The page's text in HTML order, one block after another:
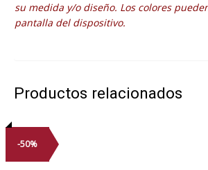
su medida y/o diseño. Los colores
pantalla del dispositivo.
Productos relacionados
-50%